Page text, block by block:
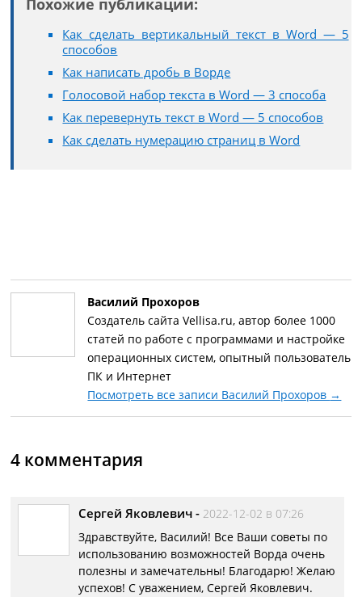
Похожие публикации:
Как сделать вертикальный текст в Word — 5
способов
Как написать дробь в Ворде
Голосовой набор текста в Word — 3 способа
Как перевернуть текст в Word — 5 способов
Как сделать нумерацию страниц в Word
Василий Прохоров
Создатель сайта Vellisa.ru, автор более 1000
статей по работе с программами и настройке
операционных систем, опытный пользователь
ПК и Интернет
Посмотреть все записи Василий Прохоров →
4 комментария
Сергей Яковлевич - 2022-12-02 в 07:26
Здравствуйте, Василий! Все Ваши советы по
использованию возможностей Ворда очень
полезны и замечательны! Благодарю! Желаю
успехов! С уважением, Сергей Яковлевич.